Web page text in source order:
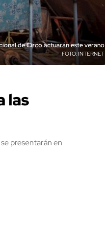
de Circo actuarán este verano
INTERNET
las
presentarán en